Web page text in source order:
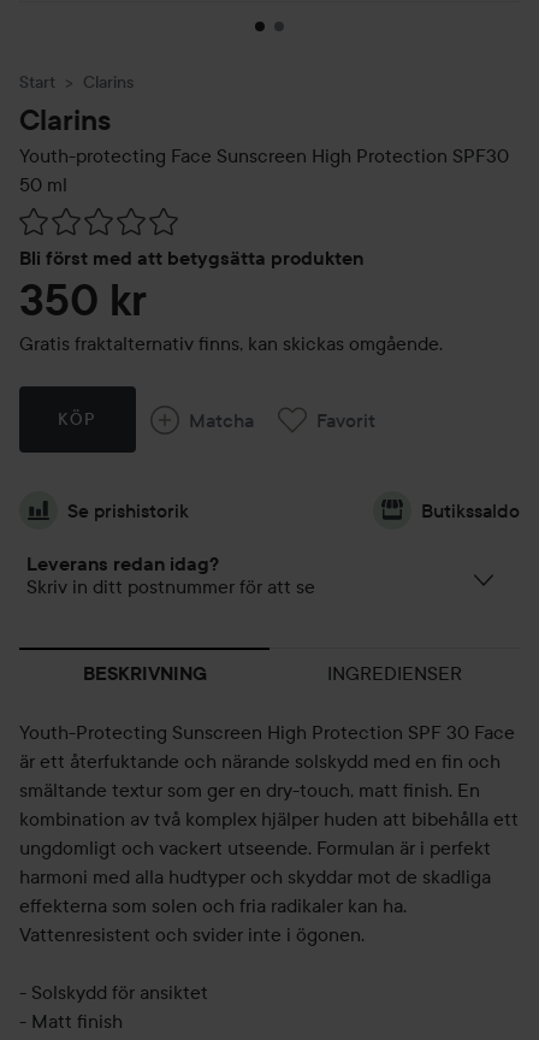
Start Clarins
Clarins
Youth-protecting Face Sunscreen High Protection SPF30
50 ml
Bli först med att betygsätta produkten
Hoppa till Betyg & kommentarer
350 kr
Gratis fraktalternativ finns, kan skickas omgående.
KÖP Matcha Favorit
Se prishistorik Butikssaldo
Leverans redan idag?
Skriv in ditt postnummer för att se
BESKRIVNING INGREDIENSER
Youth-Protecting Sunscreen High Protection SPF 30 Face
är ett återfuktande och närande solskydd med en fin och
smältande textur som ger en dry-touch, matt finish. En
kombination av två komplex hjälper huden att bibehålla ett
ungdomligt och vackert utseende. Formulan är i perfekt
harmoni med alla hudtyper och skyddar mot de skadliga
effekterna som solen och fria radikaler kan ha.
Vattenresistent och svider inte i ögonen.
- Solskydd för ansiktet
- Matt finish